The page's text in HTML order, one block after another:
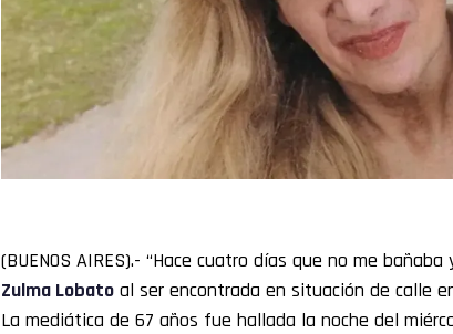
(BUENOS AIRES).- “Hace cuatro días que no me
Zulma Lobato al ser encontrada en situación de calle
La mediática de 67 años fue hallada la noche del